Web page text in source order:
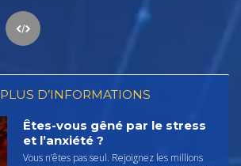
PLUS D’INFORMATIONS
Êtes-vous gêné par le stress
et l’anxiété ?
Vous n’êtes pas seul. Rejoignez les millions